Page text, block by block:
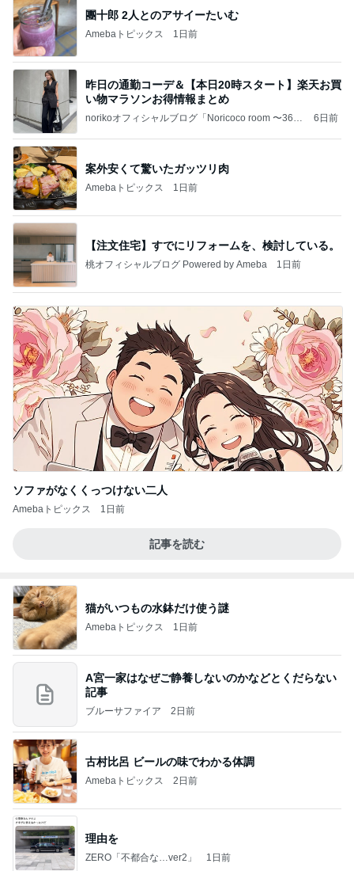
團十郎 2人とのアサイーたいむ
Amebaトピックス 1日前
昨日の通勤コーデ＆【本日20時スタート】楽天お買
い物マラソンお得情報まとめ
norikoオフィシャルブログ「Noricoco room 〜365
6日前
案外安くて驚いたガッツリ肉
Amebaトピックス 1日前
【注文住宅】すでにリフォームを、検討している。
桃オフィシャルブログ Powered by Ameba 1日前
ソファがなくくっつけない二人
Amebaトピックス 1日前
記事を読む
猫がいつもの水鉢だけ使う謎
Amebaトピックス 1日前
A宮一家はなぜご静養しないのかなどとくだらない
記事
ブルーサファイア 2日前
古村比呂 ビールの味でわかる体調
Amebaトピックス 2日前
理由を
ZERO「不都合な…ver2」 1日前